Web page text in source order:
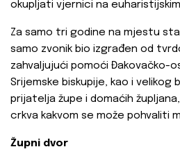
okupljati vjernici na euharistijskim
Za samo tri godine na mjestu
samo zvonik bio izgrađen od
zahvaljujući pomoći Đakovačko-
Srijemske biskupije, kao i velikog
prijatelja župe i domaćih
crkva kakvom se može pohvaliti
Župni dvor